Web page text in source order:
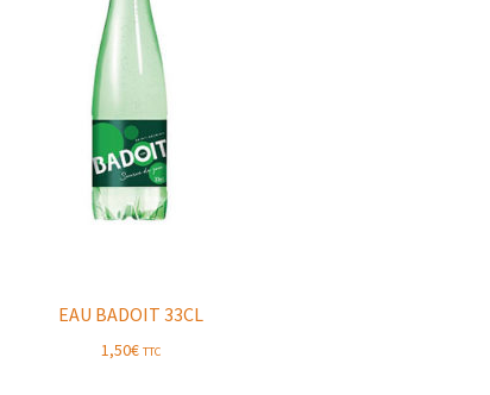
EAU BADOIT 33CL
1,50€ TTC